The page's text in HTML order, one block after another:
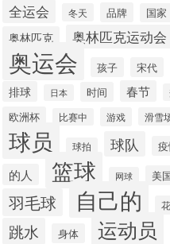
全运会 冬天 品牌 国家
奥林匹克 奥林匹克运动会
奥运会 孩子 宋代
排球
日本 时间 春节
欧洲杯 比赛中 游戏 滑雪
球员 球拍 球队
的人 篮球 网球 美
羽毛球 自己的
跳水 身体 运动员